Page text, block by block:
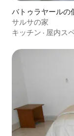
バトゥラヤールの
サルサの家
キッチン · 屋内ス